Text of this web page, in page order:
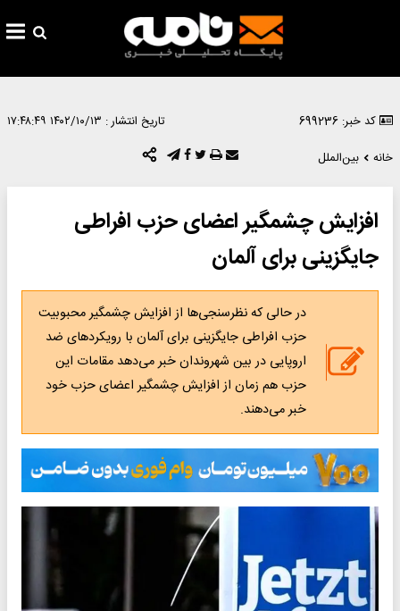
کد خبر: 699236 تاریخ انتشار : ۱۴۰۲/۱۰/۱۳ ۱۷:۴۸:۴۹
خانه
بین‌الملل
افزایش چشمگیر اعضای حزب افراطی
جایگزینی برای آلمان
در حالی که نظرسنجی‌ها از افزایش چشمگیر محبوبیت
حزب افراطی جایگزینی برای آلمان با رویکردهای ضد
اروپایی در بین شهروندان خبر می‌دهد مقامات این
حزب هم زمان از افزایش چشمگیر اعضای حزب خود
خبر می‌دهند.